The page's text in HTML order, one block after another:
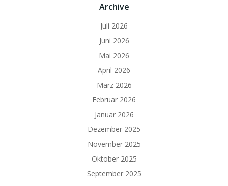
Archive
Juli 2026
Juni 2026
Mai 2026
April 2026
März 2026
Februar 2026
Januar 2026
Dezember 2025
November 2025
Oktober 2025
September 2025